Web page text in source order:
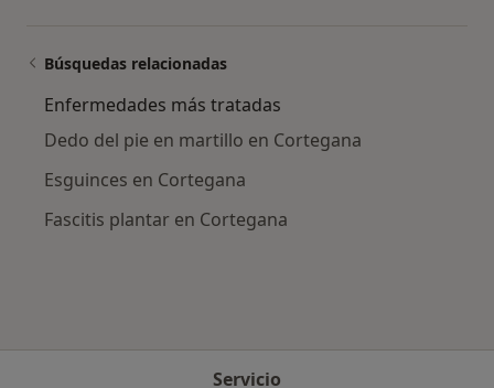
Búsquedas relacionadas
Enfermedades más tratadas
Dedo del pie en martillo en Cortegana
Esguinces en Cortegana
Fascitis plantar en Cortegana
Servicio